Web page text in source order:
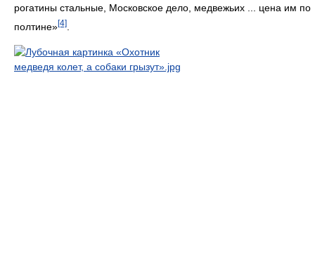
рогатины стальные, Московское дело, медвежьих ... цена им по
полтине»[4]